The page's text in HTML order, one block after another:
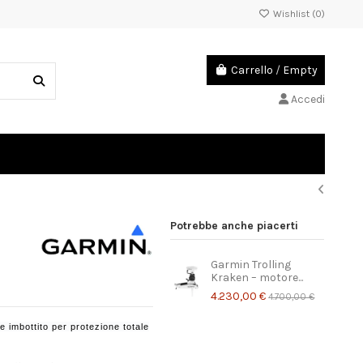
Wishlist (0)
Carrello / Empty
Accedi
imbottito per protezione totale
Potrebbe anche piacerti
Garmin Trolling
Kraken – motore...
4.230,00 € 4.700,00 €